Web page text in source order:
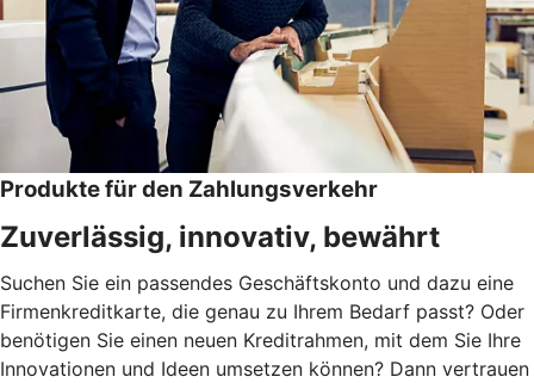
Produkte für den Zahlungsverkehr
Zuverlässig, innovativ, bewährt
Suchen Sie ein passendes Geschäftskonto und dazu eine
Firmenkreditkarte, die genau zu Ihrem Bedarf passt? Oder
benötigen Sie einen neuen Kreditrahmen, mit dem Sie Ihre
Innovationen und Ideen umsetzen können? Dann vertrauen